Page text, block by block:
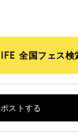
全国フェス検
ポストする